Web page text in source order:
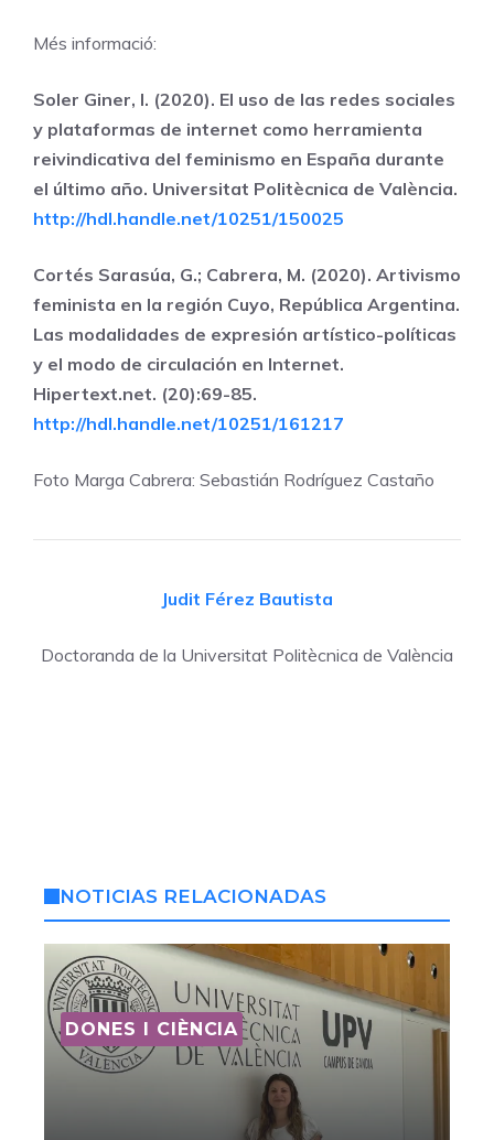
Més informació:
Soler Giner, I. (2020). El uso de las redes sociales
y plataformas de internet como herramienta
reivindicativa del feminismo en España durante
el último año. Universitat Politècnica de València.
http://hdl.handle.net/10251/150025
Cortés Sarasúa, G.; Cabrera, M. (2020). Artivismo
feminista en la región Cuyo, República Argentina.
Las modalidades de expresión artístico-políticas
y el modo de circulación en Internet.
Hipertext.net. (20):69-85.
http://hdl.handle.net/10251/161217
Foto Marga Cabrera: Sebastián Rodríguez Castaño
Judit Férez Bautista
Doctoranda de la Universitat Politècnica de València
NOTICIAS RELACIONADAS
DONES I CIÈNCIA